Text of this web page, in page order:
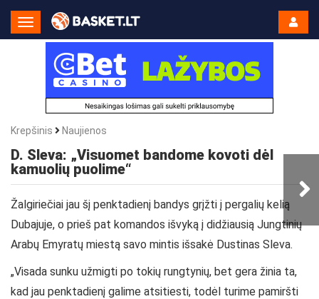
Toggle
Navigation
Krepšinis Naujienos
D. Sleva: „Visuomet bandome kovoti dėl
kamuolių puolime“
Žalgiriečiai jau šį penktadienį bandys grįžti į pergalių kelią
Dubajuje, o prieš pat komandos išvyką į didžiausią Jungtinių
Arabų Emyratų miestą savo mintis išsakė Dustinas Sleva.
„Visada sunku užmigti po tokių rungtynių, bet gera žinia ta,
kad jau penktadienį galime atsitiesti, todėl turime pamiršti